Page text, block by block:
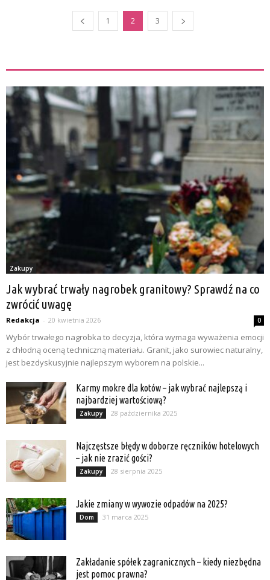
1 2 3
Zakupy
Jak wybrać trwały nagrobek granitowy? Sprawdź na co
zwrócić uwagę
Redakcja - 20 kwietnia 2026 0
Wybór trwałego nagrobka to decyzja, która wymaga wyważenia emocji
z chłodną oceną techniczną materiału. Granit, jako surowiec naturalny,
jest bezdyskusyjnie najlepszym wyborem na polskie...
Karmy mokre dla kotów – jak wybrać najlepszą i
najbardziej wartościową?
Zakupy 28 października 2025
Najczęstsze błędy w doborze ręczników hotelowych
– jak nie zrazić gości?
Zakupy 28 sierpnia 2025
Jakie zmiany w wywozie odpadów na 2025?
Dom 31 marca 2025
Zakładanie spółek zagranicznych – kiedy niezbędna
jest pomoc prawna?